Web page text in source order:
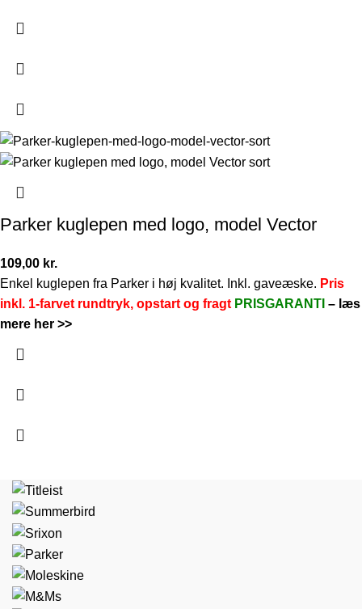
Parker kuglepen med logo, model Vector
109,00 kr.
Enkel kuglepen fra Parker i høj kvalitet. Inkl. gaveæske. Pris
inkl. 1-farvet rundtryk, opstart og fragt PRISGARANTI – læs
mere her >>